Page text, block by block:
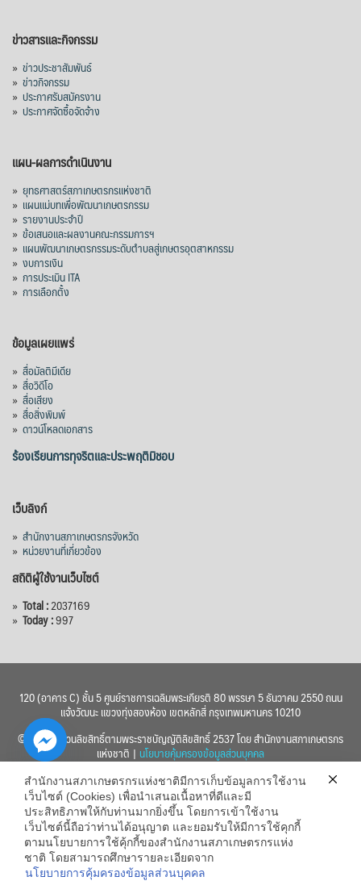
ข่าวสารและกิจกรรม
» ข่าวประชาสัมพันธ์
» ข่าวกิจกรรม
» ประกาศรับสมัครงาน
» ประกาศจัดซื้อจัดจ้าง
แผน-ผลการดำเนินงาน
» ยุทธศาสตร์สภาเกษตรกรแห่งชาติ
» แผนแม่บทเพื่อพัฒนาเกษตรกรรม
» รายงานประจำปี
» ข้อเสนอและผลงานคณะกรรมการฯ
» แผนพัฒนาเกษตรกรรมระดับตำบลสู่เกษตรอุตสาหกรรม
» งบการเงิน
» การประเมิน ITA
» การเลือกตั้ง
ข้อมูลเผยแพร่
» สื่อมัลติมีเดีย
» สื่อวิดีโอ
» สื่อเสียง
» สื่อสิ่งพิมพ์
» ดาวน์โหลดเอกสาร
ร้องเรียนการทุจริตและประพฤติมิชอบ
เว็บลิงก์
» สำนักงานสภาเกษตรกรจังหวัด
» หน่วยงานที่เกี่ยวข้อง
สถิติผู้ใช้งานเว็บไซต์
» Total :2037169
» Today :997
120 (อาคาร C) ชั้น 5 ศูนย์ราชการเฉลิมพระเกียรติ 80 พรรษา 5 ธันวาคม 2550 ถนน
แจ้งวัฒนะ แขวงทุ่งสองห้อง เขตหลักสี่ กรุงเทพมหานคร 10210
© 2560 สงวนลิขสิทธิ์ตามพระราชบัญญัติลิขสิทธิ์ 2537 โดย สำนักงานสภาเกษตรกร
แห่งชาติ | นโยบายคุ้มครองข้อมูลส่วนบุคคล
สำนักงานสภาเกษตรกรแห่งชาติมีการเก็บข้อมูลการใช้งาน
เว็บไซต์ (Cookies) เพื่อนำเสนอเนื้อหาที่ดีและมี
ประสิทธิภาพให้กับท่านมากยิ่งขึ้น โดยการเข้าใช้งาน
เว็บไซต์นี้ถือว่าท่านได้อนุญาต และยอมรับให้มีการใช้คุกกี้
ตามนโยบายการใช้คุ้กกี้ของสำนักงานสภาเกษตรกรแห่ง
ชาติ โดยสามารถศึกษารายละเอียดจาก
นโยบายการคุ้มครองข้อมูลส่วนบุคคล
Hide
chaty